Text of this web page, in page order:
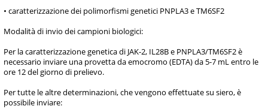
• caratterizzazione dei polimorfismi genetici PNPLA3 e TM6SF2
Modalità di invio dei campioni biologici:
Per la caratterizzazione genetica di JAK-2, IL28B e PNPLA3/TM6SF2 è
necessario inviare una provetta da emocromo (EDTA) da 5-7 mL entro le
ore 12 del giorno di prelievo.
Per tutte le altre determinazioni, che vengono effettuate su siero, è
possibile inviare: